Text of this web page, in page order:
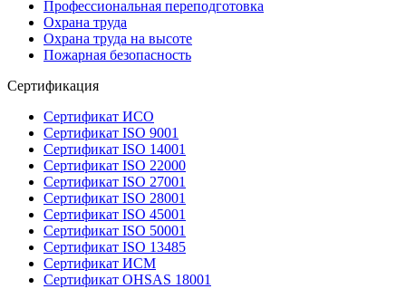
Профессиональная переподготовка
Охрана труда
Охрана труда на высоте
Пожарная безопасность
Сертификация
Сертификат ИСО
Сертификат ISO 9001
Сертификат ISO 14001
Сертификат ISO 22000
Сертификат ISO 27001
Сертификат ISO 28001
Сертификат ISO 45001
Сертификат ISO 50001
Сертификат ISO 13485
Сертификат ИСМ
Сертификат OHSAS 18001